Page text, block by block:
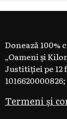
Donează
„Oameni și
Justitiției pe 12
Termeni și